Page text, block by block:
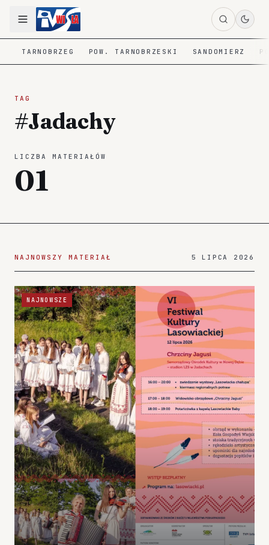
TARNOBRZEG POW. TARNOBRZESKI SANDOMIERZ
TAG
#Jadachy
LICZBA MATERIAŁÓW
01
NAJNOWSZY MATERIAŁ 5 LIPCA 2026
NAJNOWSZE